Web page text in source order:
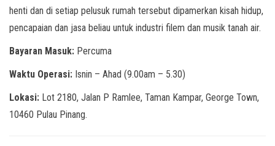
henti dan di setiap pelusuk rumah tersebut dipamerkan kisah hidup,
pencapaian dan jasa beliau untuk industri filem dan musik tanah air.
Bayaran Masuk: Percuma
Waktu Operasi: Isnin – Ahad (9.00am – 5.30)
Lokasi: Lot 2180, Jalan P Ramlee, Taman Kampar, George Town,
10460 Pulau Pinang.